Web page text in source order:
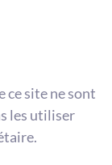
ce site ne sont
les utiliser